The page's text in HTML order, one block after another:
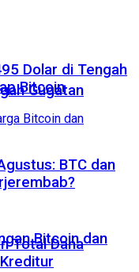
Gugatan
Bitcoin dan
Dolar di Tengah
Bitcoin
BTC dan
Total Dana